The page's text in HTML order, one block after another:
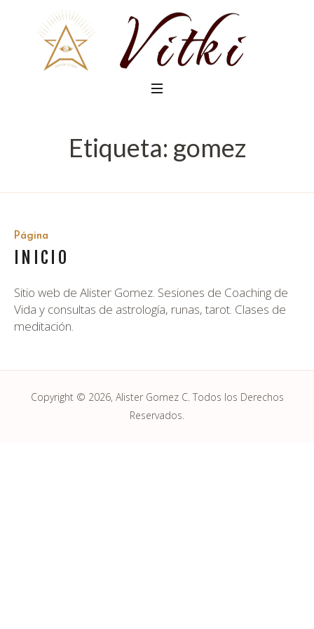
Etiqueta: gomez
Página
INICIO
Sitio web de Alister Gomez. Sesiones de Coaching de
Vida y consultas de astrología, runas, tarot. Clases de
meditación.
Copyright © 2026, Alister Gomez C. Todos los Derechos
Reservados.